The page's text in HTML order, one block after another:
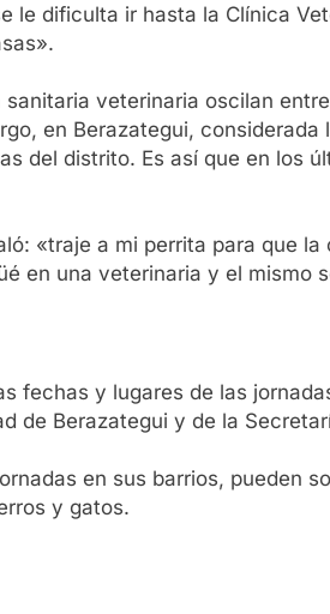
le dificulta ir hasta la Clínica
veterinaria oscilan
en Berazategui,
del distrito. Es así que en los
«traje a mi perrita para que
en una veterinaria y el
fechas y lugares de las
de Berazategui y de la
en sus barrios, pueden
y gatos.